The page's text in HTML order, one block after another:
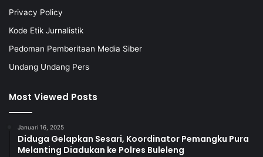
Privacy Policy
Kode Etik Jurnalistik
Pedoman Pemberitaan Media Siber
Undang Undang Pers
Most Viewed Posts
Januari 16, 2025
Diduga Gelapkan Sesari, Koordinator Pemangku Pura
Melanting Diadukan ke Polres Buleleng